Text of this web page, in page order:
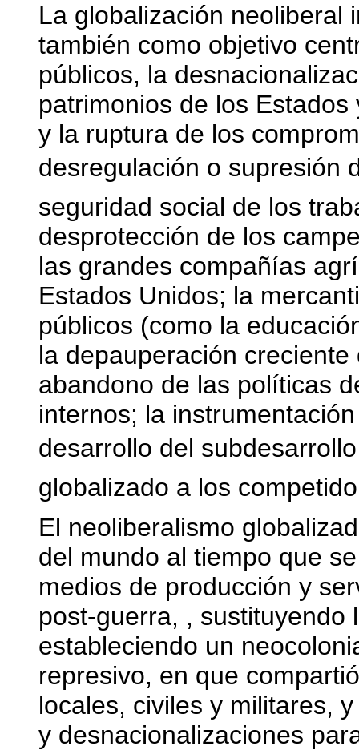
La globalización neoliberal
también como objetivo
públicos, la
patrimonios de los
y la ruptura de los
desregulación o
seguridad social de los
desprotección de los
las grandes compañías
Estados Unidos; la
públicos (como la
la depauperación
abandono de las políticas
internos; la
desarrollo del
globalizado a los
El neoliberalismo
del mundo al tiempo que
medios de producción y
post-guerra, , sustituyendo
estableciendo un
represivo, en que
locales, civiles y militares,
y desnacionalizaciones